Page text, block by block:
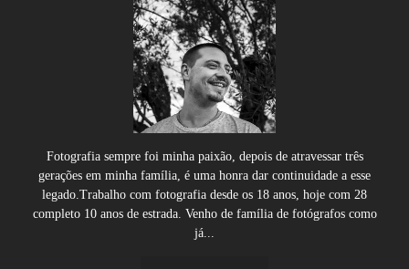
Fotografia sempre foi minha paixão, depois de atravessar três
gerações em minha família, é uma honra dar continuidade a esse
legado.Trabalho com fotografia desde os 18 anos, hoje com 28
completo 10 anos de estrada. Venho de família de fotógrafos como
já...